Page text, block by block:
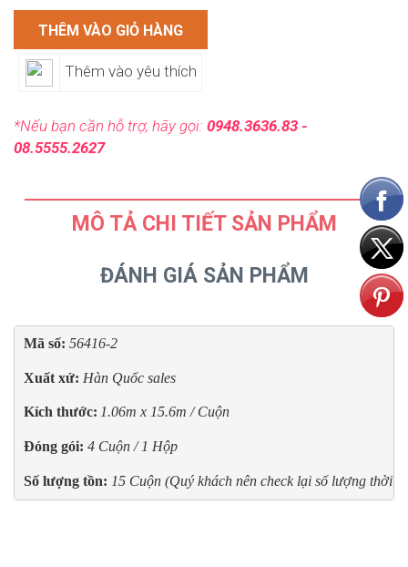
THÊM VÀO GIỎ HÀNG
Thêm vào yêu thích
*Nếu bạn cần hỗ trợ, hãy gọi: 0948.3636.83 -
08.5555.2627
MÔ TẢ CHI TIẾT SẢN PHẨM
ĐÁNH GIÁ SẢN PHẨM
Mã số: 56416-2
Xuất xứ: Hàn Quốc sales
Kích thước: 1.06m x 15.6m / Cuộn
Đóng gói: 4 Cuộn / 1 Hộp
Số lượng tồn: 15 Cuộn (Quý khách nên check lại số lượng thời